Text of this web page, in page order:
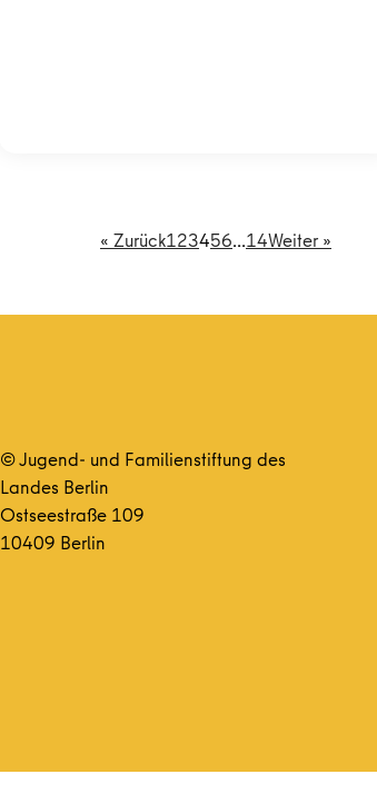
« Zurück123456…14Weiter »
© Jugend- und Familienstiftung des
Landes Berlin
Ostseestraße 109
10409 Berlin